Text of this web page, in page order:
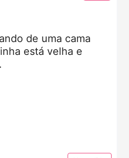
de uma cama
está velha e